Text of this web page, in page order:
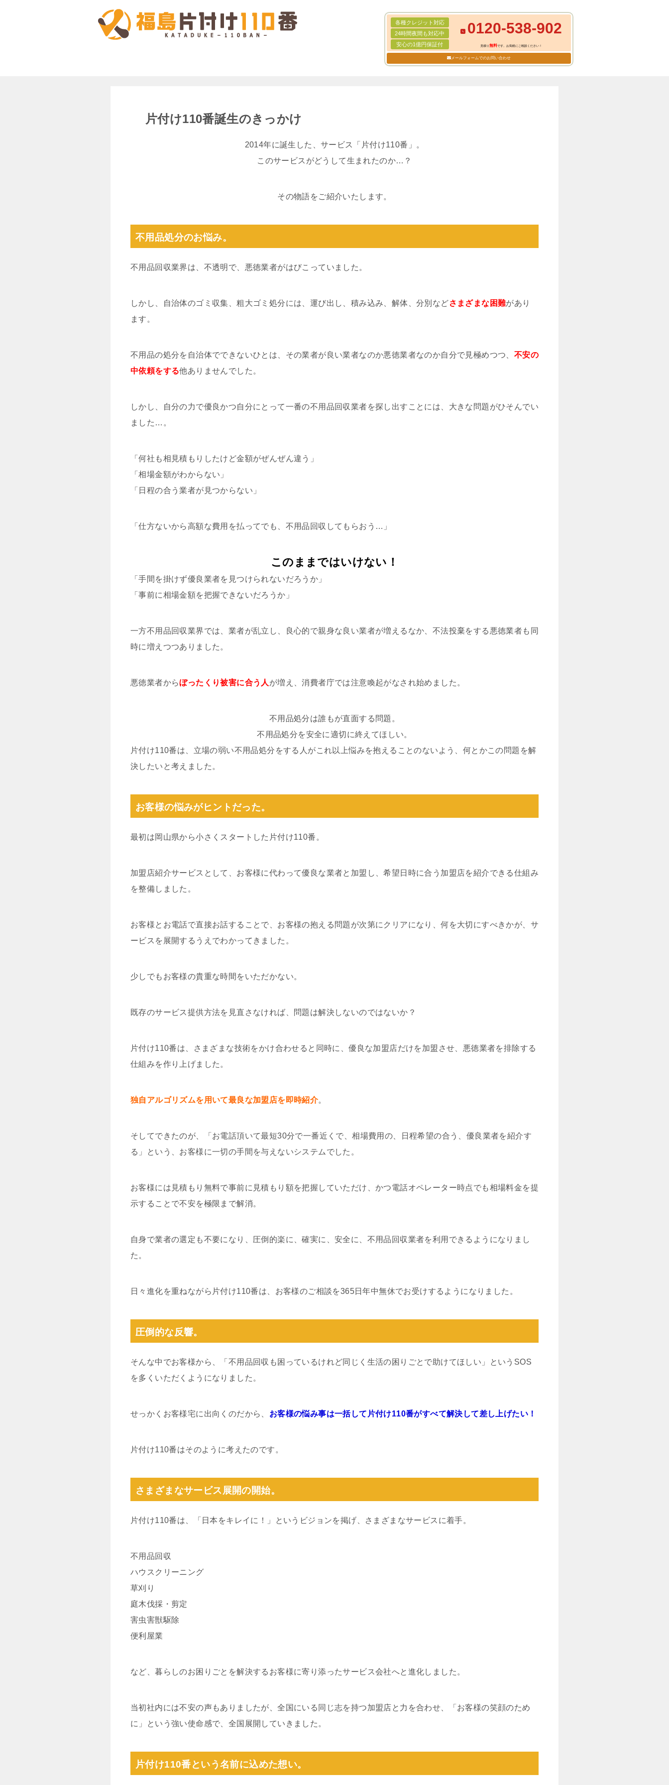
各種クレジット対応
24時間夜間も対応中
安心の1億円保証付
0120-538-902
見積り無料です。お気軽にご相談ください！
メールフォームでのお問い合わせ
片付け110番誕生のきっかけ
2014年に誕生した、サービス「片付け110番」。
このサービスがどうして生まれたのか…？
その物語をご紹介いたします。
不用品処分のお悩み。
不用品回収業界は、不透明で、悪徳業者がはびこっていました。
しかし、自治体のゴミ収集、粗大ゴミ処分には、運び出し、積み込み、解体、分別などさまざまな困難があり
ます。
不用品の処分を自治体でできないひとは、その業者が良い業者なのか悪徳業者なのか自分で見極めつつ、 不安の
中依頼をする他ありませんでした。
しかし、自分の力で優良かつ自分にとって一番の不用品回収業者を探し出すことには、大きな問題がひそんでい
ました…。
「何社も相見積もりしたけど金額がぜんぜん違う」
「相場金額がわからない」
「日程の合う業者が見つからない」
「仕方ないから高額な費用を払ってでも、不用品回収してもらおう…」
このままではいけない！
「手間を掛けず優良業者を見つけられないだろうか」
「事前に相場金額を把握できないだろうか」
一方不用品回収業界では、業者が乱立し、良心的で親身な良い業者が増えるなか、不法投棄をする悪徳業者も同
時に増えつつありました。
悪徳業者からぼったくり被害に合う人 が増え、消費者庁では注意喚起がなされ始めました。
不用品処分は誰もが直面する問題。
不用品処分を安全に適切に終えてほしい。
片付け110番は、立場の弱い不用品処分をする人がこれ以上悩みを抱えることのないよう、何とかこの問題を解
決したいと考えました。
お客様の悩みがヒントだった。
最初は岡山県から小さくスタートした片付け110番。
加盟店紹介サービスとして、お客様に代わって優良な業者と加盟し、希望日時に合う加盟店を紹介できる仕組み
を整備しました。
お客様とお電話で直接お話することで、お客様の抱える問題が次第にクリアになり、何を大切にすべきかが、サ
ービスを展開するうえでわかってきました。
少しでもお客様の貴重な時間をいただかない。
既存のサービス提供方法を見直さなければ、問題は解決しないのではないか？
片付け110番は、さまざまな技術をかけ合わせると同時に、優良な加盟店だけを加盟させ、悪徳業者を排除する
仕組みを作り上げました。
独自アルゴリズムを用いて最良な加盟店を即時紹介。
そしてできたのが、「お電話頂いて最短30分で一番近くで、相場費用の、日程希望の合う、優良業者を紹介す
る」という、お客様に一切の手間を与えないシステムでした。
お客様には見積もり無料で事前に見積もり額を把握していただけ、かつ電話オペレーター時点でも相場料金を提
示することで不安を極限まで解消。
自身で業者の選定も不要になり、圧倒的楽に、確実に、安全に、不用品回収業者を利用できるようになりまし
た。
日々進化を重ねながら片付け110番は、お客様のご相談を365日年中無休でお受けするようになりました。
圧倒的な反響。
そんな中でお客様から、「不用品回収も困っているけれど同じく生活の困りごとで助けてほしい」というSOS
を多くいただくようになりました。
せっかくお客様宅に出向くのだから、 お客様の悩み事は一括して片付け110番がすべて解決して差し上げたい！
片付け110番はそのように考えたのです。
さまざまなサービス展開の開始。
片付け110番は、「日本をキレイに！」というビジョンを掲げ、さまざまなサービスに着手。
不用品回収
ハウスクリーニング
草刈り
庭木伐採・剪定
害虫害獣駆除
便利屋業
など、暮らしのお困りごとを解決するお客様に寄り添ったサービス会社へと進化しました。
当初社内には不安の声もありましたが、全国にいる同じ志を持つ加盟店と力を合わせ、「お客様の笑顔のため
に」という強い使命感で、全国展開していきました。
片付け110番という名前に込めた想い。